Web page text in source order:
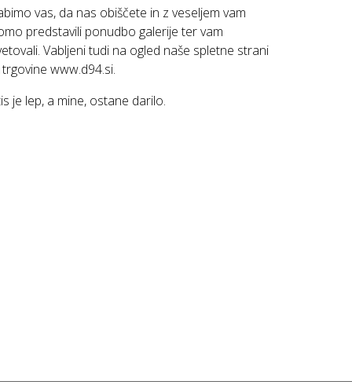
vas, da nas obiščete in z veseljem vam
predstavili ponudbo galerije ter vam
Vabljeni tudi na ogled naše spletne strani
trgovinewww.d94.si.
je lep, a mine, ostane darilo.